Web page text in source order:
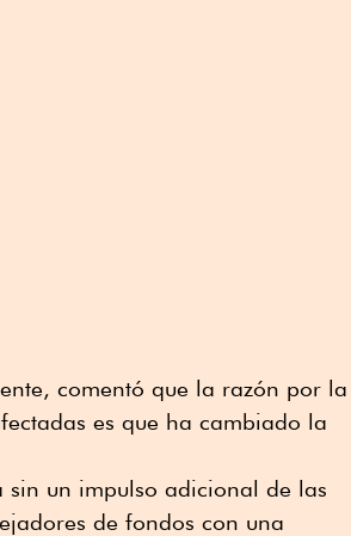
comentó que la razón por la
es que ha cambiado la
sin un impulso adicional de las
de fondos con una